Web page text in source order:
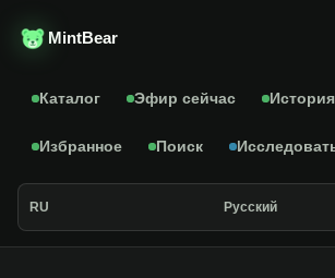
MintBear
Каталог Эфир сейчас
Избранное Поиск
RU Русский